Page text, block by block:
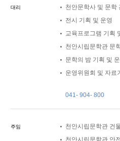
대리
천안문학사 및 문학
전시 기획 및 운영
교육프로그램 기획
천안시립문학관 문
문학의 밤 기획 및
운영위원회 및 자료
041- 904- 800
주임
천안시립문학관 건
천안시립문학관 안